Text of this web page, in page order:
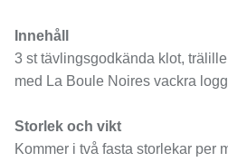
Innehåll
3 st tävlingsgodkända klot,
med La Boule Noires vackra
Storlek och vikt
Kommer i två fasta storlekar per